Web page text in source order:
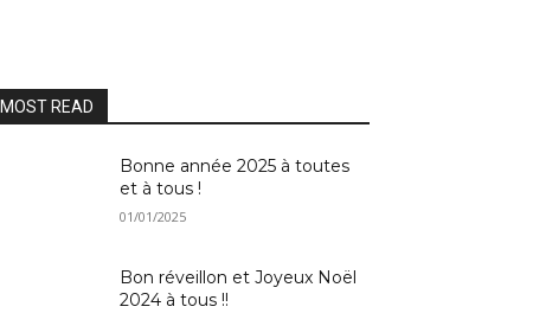
MOST READ
Bonne année 2025 à toutes
et à tous !
01/01/2025
Bon réveillon et Joyeux Noël
2024 à tous !!